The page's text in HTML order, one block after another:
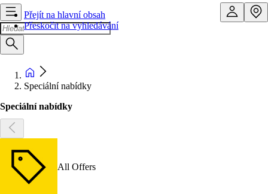
Přejít na hlavní obsah
Přeskočit na vyhledávání
Speciální nabídky
Speciální nabídky
All Offers